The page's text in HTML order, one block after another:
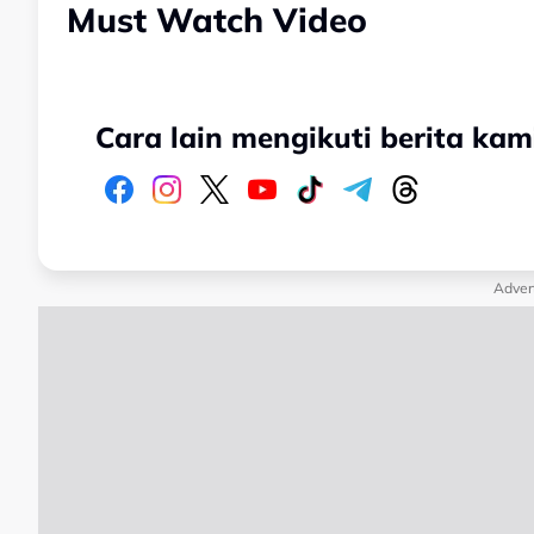
Must Watch Video
Cara lain mengikuti berita